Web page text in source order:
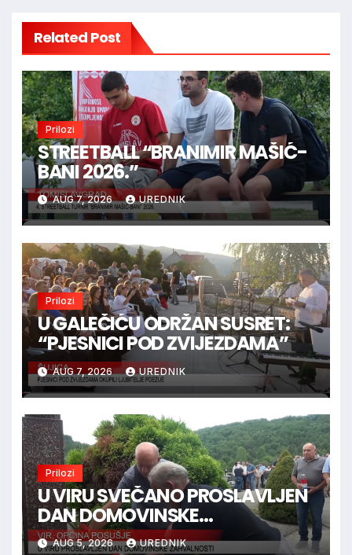
Related Post
Prilozi
STREETBALL “BRANIMIR MAŠIĆ-
BANI 2026.”
AUG 7, 2026 UREDNIK
Prilozi
U GALEČIĆU ODRŽAN SUSRET:
“PJESNICI POD ZVIJEZDAMA”
AUG 7, 2026 UREDNIK
Prilozi
U VIRU SVEČANO PROSLAVLJEN
DAN DOMOVINSKE
ZAHVALNOSTI
AUG 5, 2026 UREDNIK